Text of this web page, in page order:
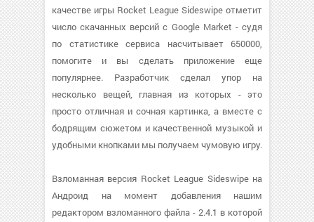
качестве игры Rocket League Sideswipe отметит
число скачанных версий с Google Market - судя
по статистике сервиса насчитывает 650000,
помогите и вы сделать приложение еще
популярнее. Разработчик сделал упор на
несколько вещей, главная из которых - это
просто отличная и сочная картинка, а вместе с
бодрящим сюжетом и качественной музыкой и
удобными кнопками мы получаем чумовую игру.
Взломанная версия Rocket League Sideswipe на
Андроид на момент добавления нашим
редактором взломанного файла - 2.4.1 в которой